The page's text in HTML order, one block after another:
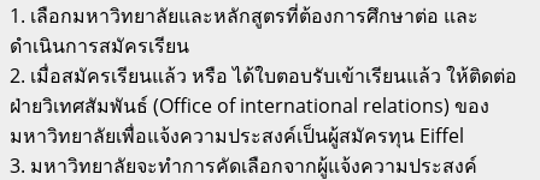
1. เลือกมหาวิทยาลัยและหลักสูตรที่ต้องการศึกษาต่อ และ
ดำเนินการสมัครเรียน
2. เมื่อสมัครเรียนแล้ว หรือ ได้ใบตอบรับเข้าเรียนแล้ว ให้ติดต่อ
ฝ่ายวิเทศสัมพันธ์ (Office of international relations) ของ
มหาวิทยาลัยเพื่อแจ้งความประสงค์เป็นผู้สมัครทุน Eiffel
3. มหาวิทยาลัยจะทำการคัดเลือกจากผู้แจ้งความประสงค์